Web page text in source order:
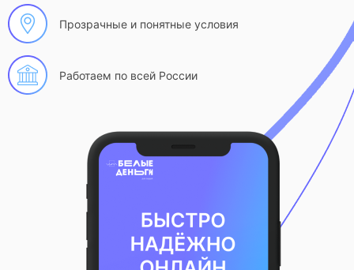
Прозрачные и понятные условия
Работаем по всей России